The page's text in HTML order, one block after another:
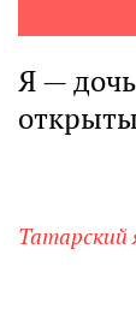
Я —
Татарский